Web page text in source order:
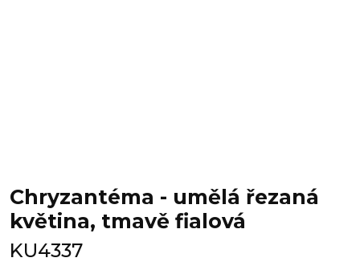
Chryzantéma - umělá řezaná
květina, tmavě fialová
KU4337